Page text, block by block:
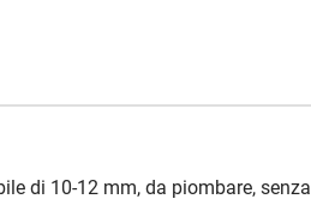
di 10-12 mm, da piombare, senza